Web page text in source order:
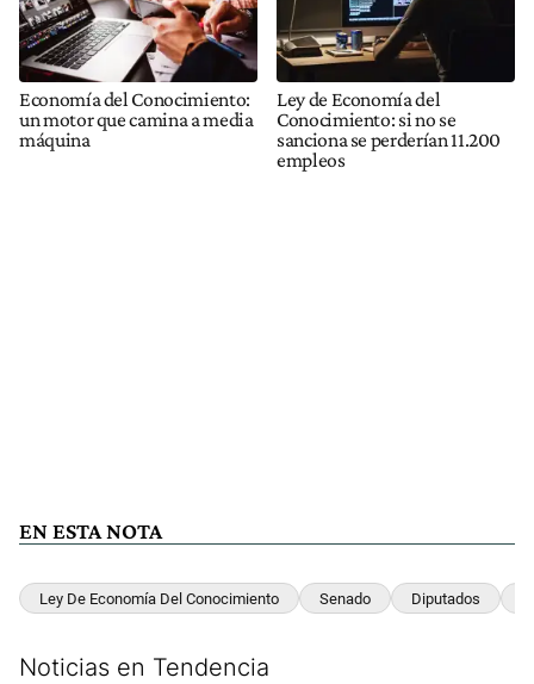
Economía del Conocimiento:
un motor que camina a media
máquina
Ley de Economía del
Conocimiento: si no se
sanciona se perderían 11.200
empleos
EN ESTA NOTA
Ley De Economía Del Conocimiento Senado Diputados
Noticias en Tendencia